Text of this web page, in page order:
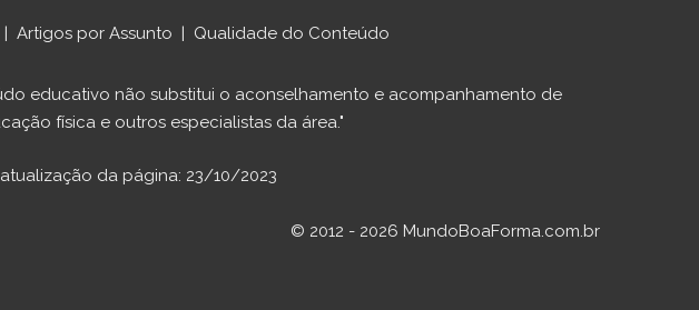
| Artigos por Assunto | Qualidade do Conteúdo
educativo não substitui o aconselhamento e acompanhamento de
física e outros especialistas da área."
da página: 23/10/2023
© 2012 - 2026 MundoBoaForma.com.br